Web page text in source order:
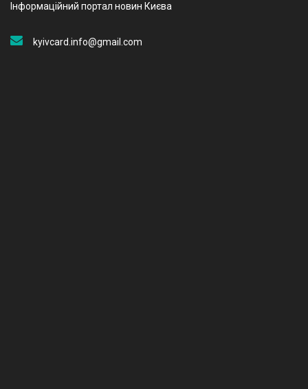
Інформаційний портал новин Києва
kyivcard.info@gmail.com